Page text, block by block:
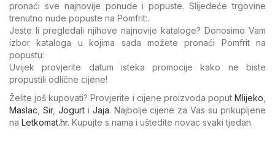
pronaći sve najnovije ponude i popuste. Slijedeće trgovine
trenutno nude popuste na Pomfrit:.
Jeste li pregledali njihove najnovije kataloge? Donosimo Vam
izbor kataloga u kojima sada možete pronaći Pomfrit na
popustu:
Uvijek provjerite datum isteka promocije kako ne biste
propustili odlične cijene!
Želite još kupovati? Provjerite i cijene proizvoda poput Mlijeko
Maslac Sir, Jogurti Jaja. Najbolje cijene za Vas su prikupljene
na Letkomat.hr. Kupujte s nama i uštedite novac svaki tjedan.